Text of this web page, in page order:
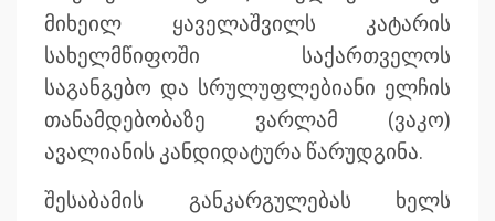
მიხეილ ყაველაშვილს კატარის
სახელმწიფოში საქართველოს
საგანგებო და სრულუფლებიანი ელჩის
თანამდებობაზე ვარლამ (ვაკო)
ავალიანის კანდიდატურა წარუდგინა.
შესაბამის განკარგულებას ხელს